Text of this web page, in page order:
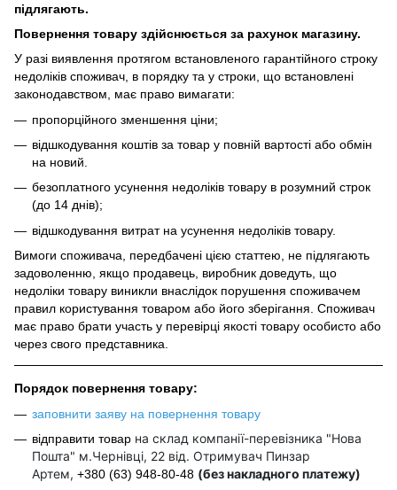
підлягають.
Повернення товару здійснюється за рахунок магазину.
У разі виявлення протягом встановленого гарантійного строку
недоліків споживач, в порядку та у строки, що встановлені
законодавством, має право вимагати:
пропорційного зменшення ціни;
відшкодування коштів за товар у повній вартості або обмін
на новий.
безоплатного усунення недоліків товару в розумний строк
(до 14 днів);
відшкодування витрат на усунення недоліків товару.
Вимоги споживача, передбачені цією статтею, не підлягають
задоволенню, якщо продавець, виробник доведуть, що
недоліки товару виникли внаслідок порушення споживачем
правил користування товаром або його зберігання. Споживач
має право брати участь у перевірці якості товару особисто або
через свого представника.
Порядок повернення товару:
заповнити заяву на повернення товару
відправити товар на склад компанії-перевізника "Нова
Пошта" м.Чернівці, 22 від. Отримувач Пинзар
Артем, +380 (63) 948-80-48 (без накладного платежу)